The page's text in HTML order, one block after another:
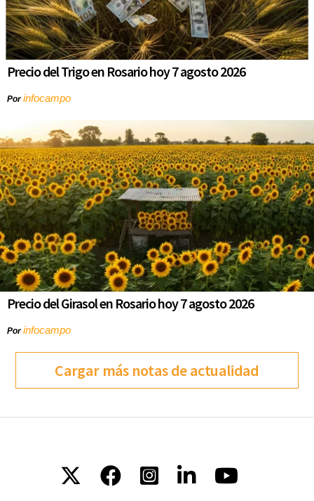
Precio del Trigo en Rosario hoy 7 agosto 2026
Porinfocampo
Precio del Girasol en Rosario hoy 7 agosto 2026
Porinfocampo
Cargar más notas de actualidad